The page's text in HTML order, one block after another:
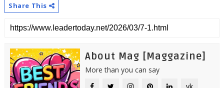
Share This
About Mag [Maggazine]
More than you can say